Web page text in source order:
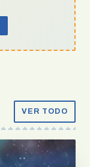
VER TODO